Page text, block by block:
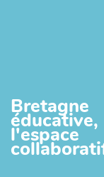
Bretagne
éducative,
l'espace